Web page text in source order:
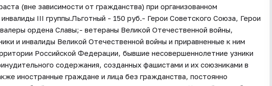
(вне зависимости от гражданства) при организованном
III группы.Льготный - 150 руб.- Герои Советского Союза, Герои
ордена Славы;- ветераны Великой Отечественной войны,
и инвалиды Великой Отечественной войны и приравненные к ним
Российской Федерации, бывшие несовершеннолетние узники
содержания, созданных фашистами и их союзниками в
иностранные граждане и лица без гражданства, постоянно